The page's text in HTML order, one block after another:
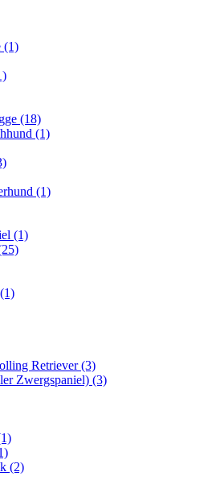
(1)
(18)
(1)
(1)
(1)
(1)
Retriever(3)
Zwergspaniel) (3)
(2)